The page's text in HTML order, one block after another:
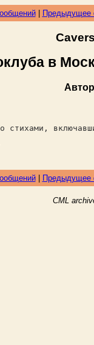
| Предыдущее
в
стихами,
| Предыдущее
CML